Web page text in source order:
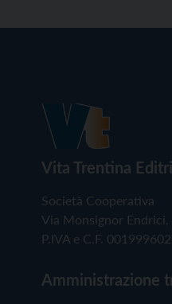
Vita Trentina
Società Cooperativa
Via Monsignor
P.IVA e C.F.
Amministrazione